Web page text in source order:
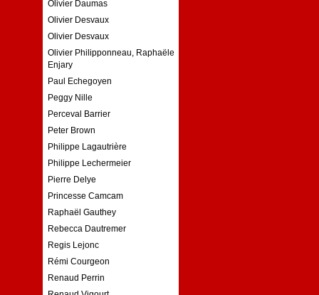
Olivier Daumas
Olivier Desvaux
Olivier Desvaux
Olivier Philipponneau, Raphaële
Enjary
Paul Echegoyen
Peggy Nille
Perceval Barrier
Peter Brown
Philippe Lagautrière
Philippe Lechermeier
Pierre Delye
Princesse Camcam
Raphaël Gauthey
Rebecca Dautremer
Regis Lejonc
Rémi Courgeon
Renaud Perrin